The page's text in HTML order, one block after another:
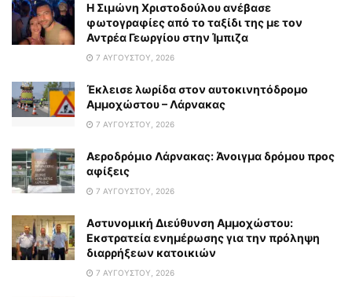
Η Σιμώνη Χριστοδούλου ανέβασε
φωτογραφίες από το ταξίδι της με τον
Αντρέα Γεωργίου στην Ίμπιζα
7 ΑΥΓΟΎΣΤΟΥ, 2026
Έκλεισε λωρίδα στον αυτοκινητόδρομο
Αμμοχώστου – Λάρνακας
7 ΑΥΓΟΎΣΤΟΥ, 2026
Αεροδρόμιο Λάρνακας: Άνοιγμα δρόμου προς
αφίξεις
7 ΑΥΓΟΎΣΤΟΥ, 2026
Αστυνομική Διεύθυνση Αμμοχώστου:
Εκστρατεία ενημέρωσης για την πρόληψη
διαρρήξεων κατοικιών
7 ΑΥΓΟΎΣΤΟΥ, 2026